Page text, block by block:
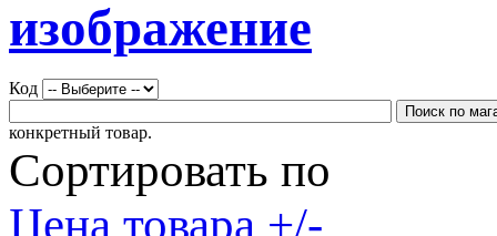
Код
конкретный товар.
Сортировать по
Цена товара +/-